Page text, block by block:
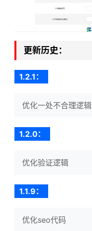
更新历史：
1.2.1：
优化一处不合理逻辑
1.2.0：
优化验证逻辑
1.1.9：
优化seo代码